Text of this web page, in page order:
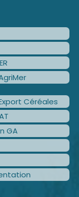
Céréales
GA